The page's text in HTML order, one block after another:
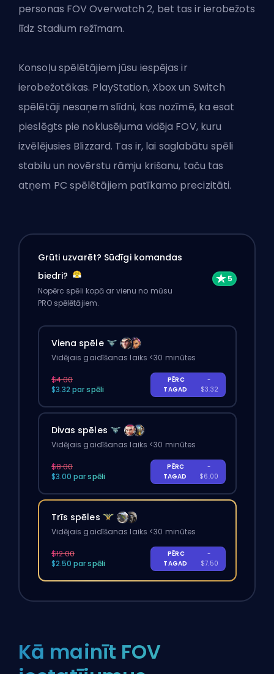
personas FOV Overwatch 2, bet tas ir ierobežots
līdz Stadium režīmam.
Konsoļu spēlētājiem jūsu iespējas ir
ierobežotākas. PlayStation, Xbox un Switch
spēlētāji nesaņem slīdni, kas nozīmē, ka esat
pieslēgts pie noklusējuma vidēja FOV, kuru
izvēlējusies Blizzard. Tas ir, lai saglabātu spēli
stabilu un novērstu rāmju krišanu, taču tas
atņem PC spēlētājiem patīkamo precizitāti.
Grūti uzvarēt? Sūdīgi komandas
biedri?
Nopērc spēli kopā ar vienu no mūsu
PRO spēlētājiem.
Viena spēle
Vidējais gaidīšanas laiks <30 minūtes
$4.00
$3.32 par spēli
PĒRC
TAGAD
-
$3.32
Divas spēles
Vidējais gaidīšanas laiks <30 minūtes
$8.00
$3.00 par spēli
PĒRC
TAGAD
-
$6.00
Trīs spēles
Vidējais gaidīšanas laiks <30 minūtes
$12.00
$2.50 par spēli
PĒRC
TAGAD
-
$7.50
Kā mainīt FOV